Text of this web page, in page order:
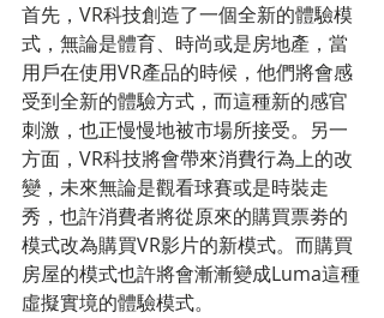
首先，VR科技創造了一個全新的體驗模
式，無論是體育、時尚或是房地產，當
用戶在使用VR產品的時候，他們將會感
受到全新的體驗方式，而這種新的感官
刺激，也正慢慢地被市場所接受。另一
方面，VR科技將會帶來消費行為上的改
變，未來無論是觀看球賽或是時裝走
秀，也許消費者將從原來的購買票劵的
模式改為購買VR影片的新模式。而購買
房屋的模式也許將會漸漸變成Luma這種
虛擬實境的體驗模式。